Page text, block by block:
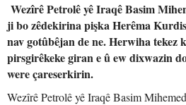
Wezîrê Petrolê yê Iraqê Basim
ji bo zêdekirina pişka Herêma
nav gotûbêjan de ne. Herwiha tekez
pirsgirêkeke giran e û ew dixwazin
were çareserkirin.
Wezîrê Petrolê yê Iraqê Basim